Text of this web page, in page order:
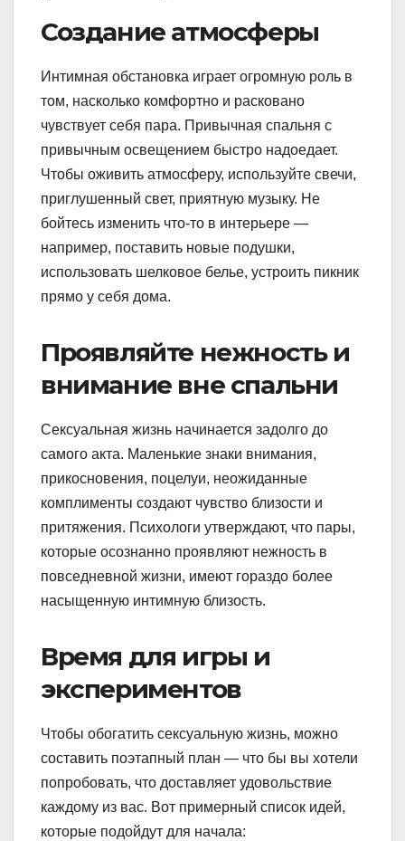
Создание атмосферы
Интимная обстановка играет огромную роль в
том, насколько комфортно и расковано
чувствует себя пара. Привычная спальня с
привычным освещением быстро надоедает.
Чтобы оживить атмосферу, используйте свечи,
приглушенный свет, приятную музыку. Не
бойтесь изменить что-то в интерьере —
например, поставить новые подушки,
использовать шелковое белье, устроить пикник
прямо у себя дома.
Проявляйте нежность и
внимание вне спальни
Сексуальная жизнь начинается задолго до
самого акта. Маленькие знаки внимания,
прикосновения, поцелуи, неожиданные
комплименты создают чувство близости и
притяжения. Психологи утверждают, что пары,
которые осознанно проявляют нежность в
повседневной жизни, имеют гораздо более
насыщенную интимную близость.
Время для игры и
экспериментов
Чтобы обогатить сексуальную жизнь, можно
составить поэтапный план — что бы вы хотели
попробовать, что доставляет удовольствие
каждому из вас. Вот примерный список идей,
которые подойдут для начала: